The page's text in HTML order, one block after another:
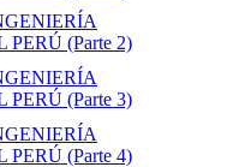
(Parte 2)
(Parte 3)
(Parte 4)